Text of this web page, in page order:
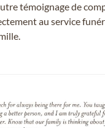
témoignage de
au service